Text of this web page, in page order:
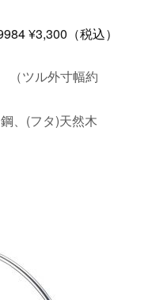
¥3,300（税込）
ツル外寸幅約
、(フタ)天然木